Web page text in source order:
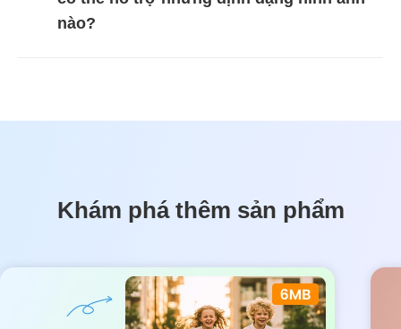
nào?
Khám phá thêm sản phẩm